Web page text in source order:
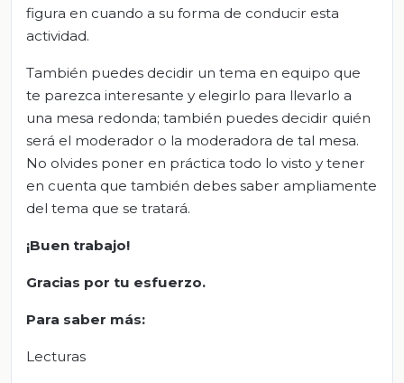
figura en cuando a su forma de conducir esta
actividad.
También puedes decidir un tema en equipo que
te parezca interesante y elegirlo para llevarlo a
una mesa redonda; también puedes decidir quién
será el moderador o la moderadora de tal mesa.
No olvides poner en práctica todo lo visto y tener
en cuenta que también debes saber ampliamente
del tema que se tratará.
¡Buen trabajo!
Gracias por tu esfuerzo.
Para saber más:
Lecturas